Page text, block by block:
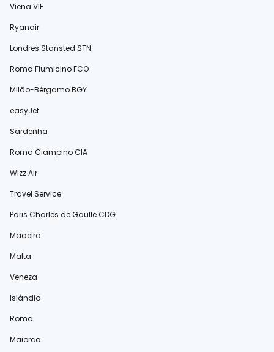
Viena VIE
Ryanair
Londres Stansted STN
Roma Fiumicino FCO
Milão-Bérgamo BGY
easyJet
Sardenha
Roma Ciampino CIA
Wizz Air
Travel Service
Paris Charles de Gaulle CDG
Madeira
Malta
Veneza
Islândia
Roma
Maiorca